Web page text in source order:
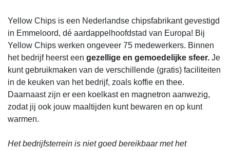
Yellow Chips is een Nederlandse chipsfabrikant gevestigd
in Emmeloord, dé aardappelhoofdstad van Europa! Bij
Yellow Chips werken ongeveer 75 medewerkers. Binnen
het bedrijf heerst een gezellige en gemoedelijke sfeer. Je
kunt gebruikmaken van de verschillende (gratis) faciliteiten
in de keuken van het bedrijf, zoals koffie en thee.
Daarnaast zijn er een koelkast en magnetron aanwezig,
zodat jij ook jouw maaltijden kunt bewaren en op kunt
warmen.
Het bedrijfsterrein is niet goed bereikbaar met het